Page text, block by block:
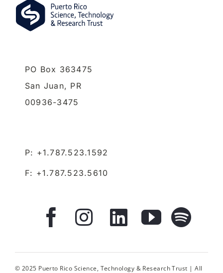
PO Box 363475
San Juan, PR
00936-3475
P: +1.787.523.1592
F: +1.787.523.5610
© 2025 Puerto Rico Science, Technology & Research Trust | All